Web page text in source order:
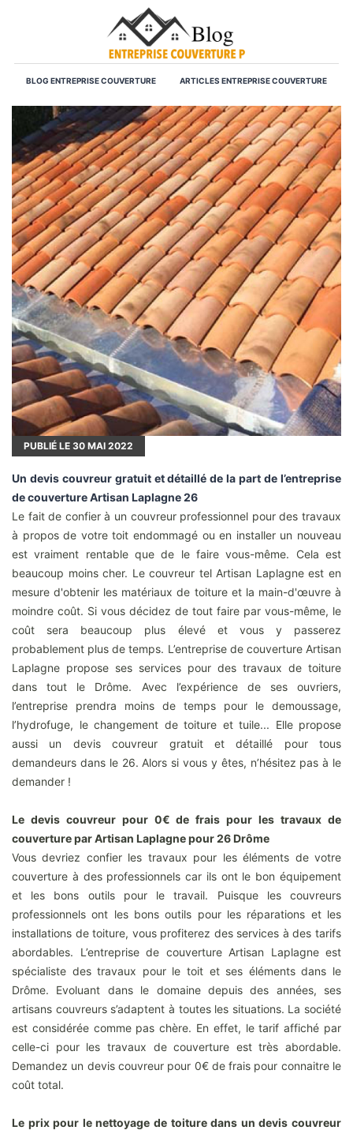
BLOG ENTREPRISE COUVERTURE ARTICLES ENTREPRISE COUVERTURE
PUBLIÉ LE 30 MAI 2022
Un devis couvreur gratuit et détaillé de la part de l’entreprise
de couverture Artisan Laplagne 26
Le fait de confier à un couvreur professionnel pour des travaux
à propos de votre toit endommagé ou en installer un nouveau
est vraiment rentable que de le faire vous-même. Cela est
beaucoup moins cher. Le couvreur tel Artisan Laplagne est en
mesure d'obtenir les matériaux de toiture et la main-d'œuvre à
moindre coût. Si vous décidez de tout faire par vous-même, le
coût sera beaucoup plus élevé et vous y passerez
probablement plus de temps. L’entreprise de couverture Artisan
Laplagne propose ses services pour des travaux de toiture
dans tout le Drôme. Avec l’expérience de ses ouvriers,
l’entreprise prendra moins de temps pour le demoussage,
l’hydrofuge, le changement de toiture et tuile... Elle propose
aussi un devis couvreur gratuit et détaillé pour tous
demandeurs dans le 26. Alors si vous y êtes, n’hésitez pas à le
demander !
Le devis couvreur pour 0€ de frais pour les travaux de
couverture par Artisan Laplagne pour 26 Drôme
Vous devriez confier les travaux pour les éléments de votre
couverture à des professionnels car ils ont le bon équipement
et les bons outils pour le travail. Puisque les couvreurs
professionnels ont les bons outils pour les réparations et les
installations de toiture, vous profiterez des services à des tarifs
abordables. L’entreprise de couverture Artisan Laplagne est
spécialiste des travaux pour le toit et ses éléments dans le
Drôme. Evoluant dans le domaine depuis des années, ses
artisans couvreurs s’adaptent à toutes les situations. La société
est considérée comme pas chère. En effet, le tarif affiché par
celle-ci pour les travaux de couverture est très abordable.
Demandez un devis couvreur pour 0€ de frais pour connaitre le
coût total.
Le prix pour le nettoyage de toiture dans un devis couvreur